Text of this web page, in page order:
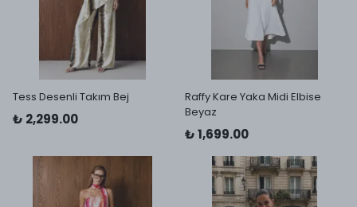
Tess Desenli Takım Bej
₺ 2,299.00
Raffy Kare Yaka Midi Elbise
Beyaz
₺ 1,699.00